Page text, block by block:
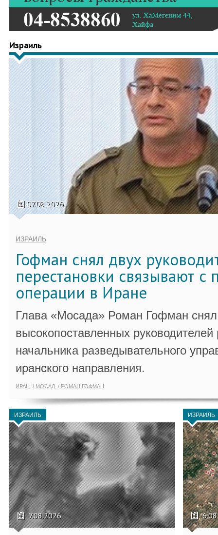
Израиль
07.08.2026
ИЗРАИЛЬ
Гофман снял двух
перестановки связывают с
операции в Иране
Глава «Мосада» Роман Гофман снял
высокопоставленных
начальника разведывательного
иранского направления.
ИРАН МОСАД РОМАН ГОФМАН
ИЗРАИЛЬ
7.08.2026
ИЗРАИЛЬ